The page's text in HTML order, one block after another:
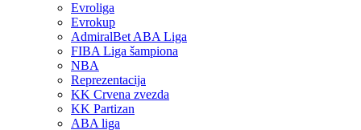
Evroliga
Evrokup
AdmiralBet ABA Liga
FIBA Liga šampiona
NBA
Reprezentacija
KK Crvena zvezda
KK Partizan
ABA liga